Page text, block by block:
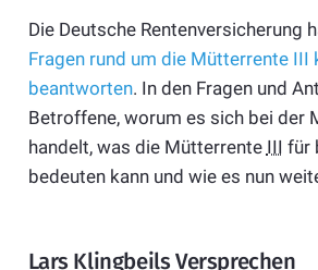
Die Deutsche Rentenversicherung
Fragen rund um die Mütterrente III
beantworten. In den Fragen und
Betroffene, worum es sich bei der
handelt, was die Mütterrente III für
bedeuten kann und wie es nun
Lars Klingbeils Versprechen